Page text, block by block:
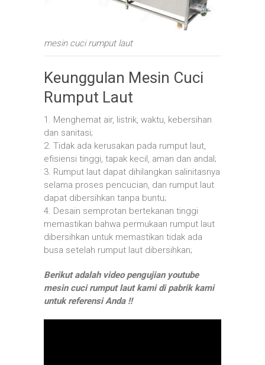
mesin cuci rumput laut
Keunggulan Mesin Cuci
Rumput Laut
1. Menghemat air, listrik, waktu, kebersihan
dan sanitasi;
2. Tidak ada kerusakan pada rumput laut,
efisiensi tinggi, tapak kecil, aman dan andal;
3. Rumput laut dapat dihilangkan salinitasnya
selama proses pencucian, dan rumput laut
dapat dibersihkan tanpa buntu;
4. Desain semprotan bertekanan tinggi
memastikan bahwa permukaan rumput laut
dibersihkan untuk memastikan tidak ada
busa setelah rumput laut dibersihkan;
Berikut adalah video pengujian youtube
mesin cuci rumput laut kami di pabrik kami
untuk referensi Anda !!